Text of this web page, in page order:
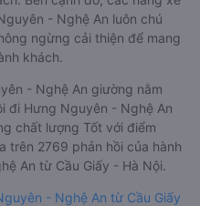
- Nghệ An luôn chú
ngừng cải thiện để mang
khách.
- Nghệ An giường nằm
đi Hưng Nguyên - Nghệ An
chất lượng Tốt với điểm
trên 2769 phản hồi của hành
An từ Cầu Giấy - Hà Nội.
- Nghệ An từ Cầu Giấy